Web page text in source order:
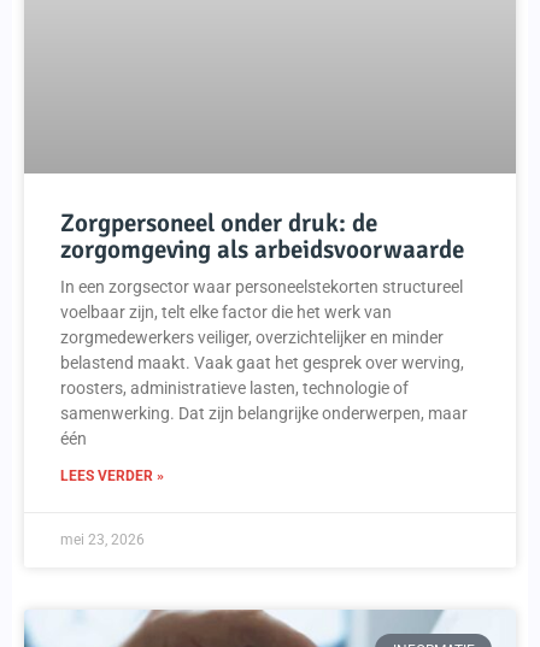
Zorgpersoneel onder druk: de
zorgomgeving als arbeidsvoorwaarde
In een zorgsector waar personeelstekorten structureel
voelbaar zijn, telt elke factor die het werk van
zorgmedewerkers veiliger, overzichtelijker en minder
belastend maakt. Vaak gaat het gesprek over werving,
roosters, administratieve lasten, technologie of
samenwerking. Dat zijn belangrijke onderwerpen, maar
één
LEES VERDER »
mei 23, 2026